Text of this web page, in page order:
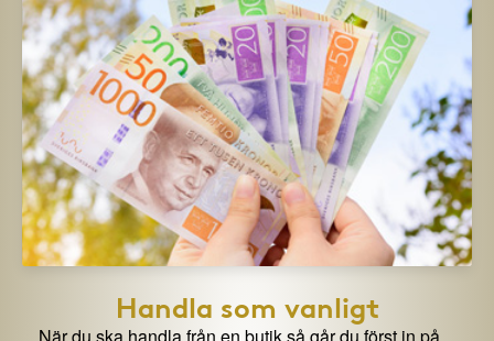
Handla som vanligt